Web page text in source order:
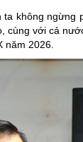
không ngừng
với cả
năm 2026.